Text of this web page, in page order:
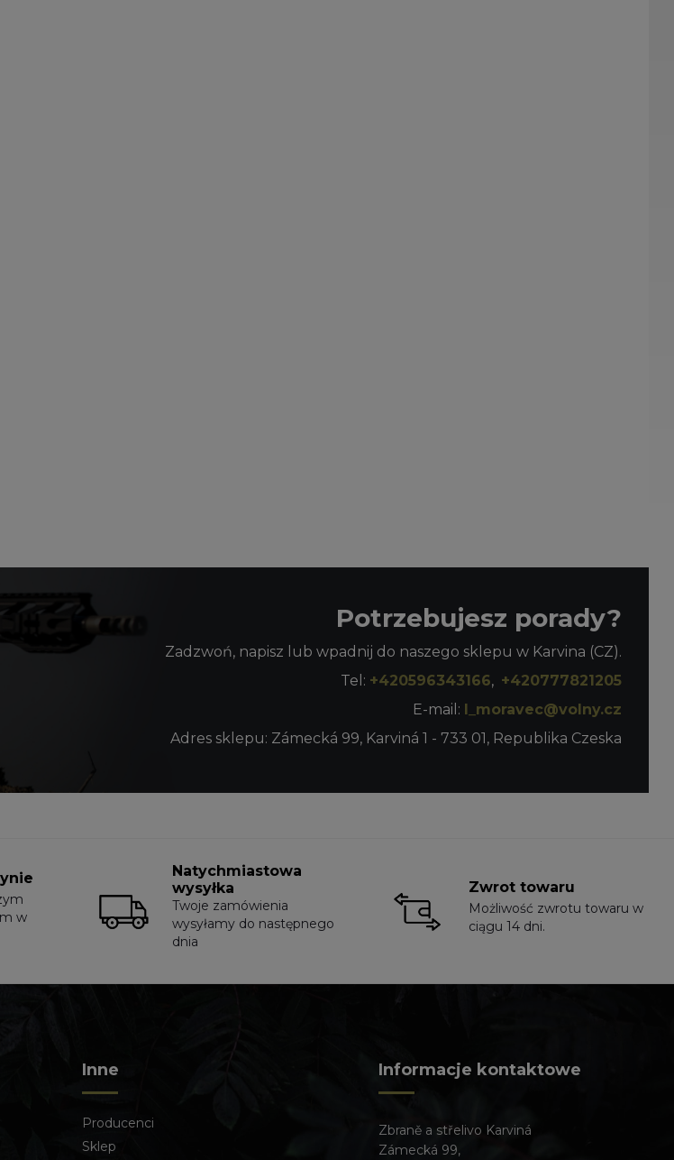
Potrzebujesz porady?
Zadzwoń, napisz lub wpadnij do naszego sklepu w Karvina (CZ).
Tel: +420596343166, +420777821205
E-mail: l_moravec@volny.cz
Adres sklepu: Zámecká 99, Karviná 1 - 733 01, Republika Czeska
w
Natychmiastowa
wysyłka
Twoje zamówienia
wysyłamy do następnego
dnia
Zwrot towaru
Możliwość zwrotu towaru w
ciągu 14 dni.
Inne
Producenci
Sklep
Informacje kontaktowe
Zbraně a střelivo Karviná
Zámecká 99,